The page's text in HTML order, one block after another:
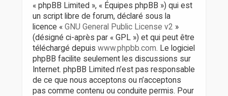
« phpBB Limited », « Équipes phpBB ») qui est
un script libre de forum, déclaré sous la
licence « GNU General Public License v2 »
(désigné ci-après par « GPL ») et qui peut être
téléchargé depuis www.phpbb.com. Le logiciel
phpBB facilite seulement les discussions sur
Internet. phpBB Limited n’est pas responsable
de ce que nous acceptons ou n’acceptons
pas comme contenu ou conduite permis. Pour